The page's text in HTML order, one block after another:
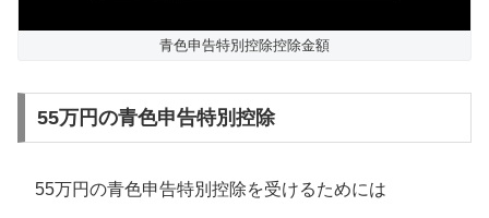
青色申告特別控除控除金額
55万円の青色申告特別控除
55万円の青色申告特別控除を受けるためには